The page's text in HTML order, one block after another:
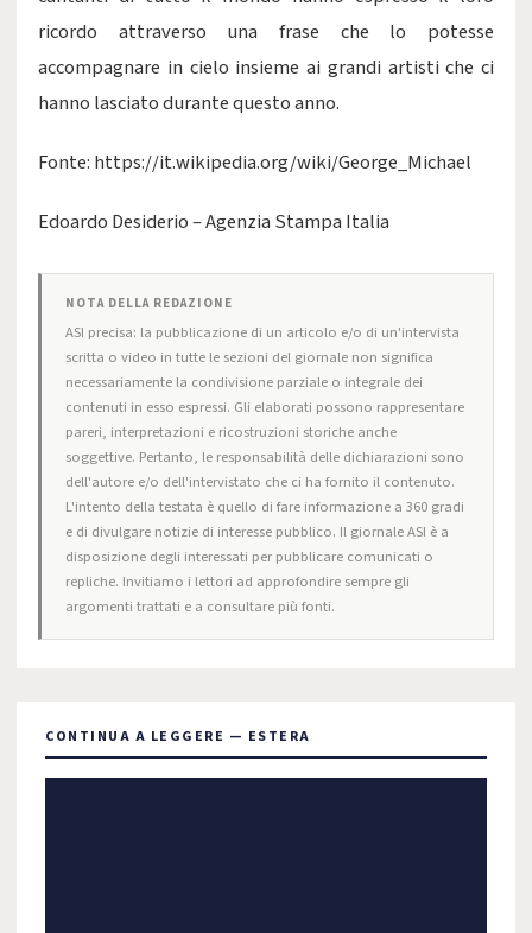
ricordo attraverso una frase che lo potesse
accompagnare in cielo insieme ai grandi artisti che ci
hanno lasciato durante questo anno.
Fonte: https://it.wikipedia.org/wiki/George_Michael
Edoardo Desiderio – Agenzia Stampa Italia
NOTA DELLA REDAZIONE
ASI precisa: la pubblicazione di un articolo e/o di un'intervista
scritta o video in tutte le sezioni del giornale non significa
necessariamente la condivisione parziale o integrale dei
contenuti in esso espressi. Gli elaborati possono rappresentare
pareri, interpretazioni e ricostruzioni storiche anche
soggettive. Pertanto, le responsabilità delle dichiarazioni sono
dell'autore e/o dell'intervistato che ci ha fornito il contenuto.
L'intento della testata è quello di fare informazione a 360 gradi
e di divulgare notizie di interesse pubblico. Il giornale ASI è a
disposizione degli interessati per pubblicare comunicati o
repliche. Invitiamo i lettori ad approfondire sempre gli
argomenti trattati e a consultare più fonti.
CONTINUA A LEGGERE — ESTERA